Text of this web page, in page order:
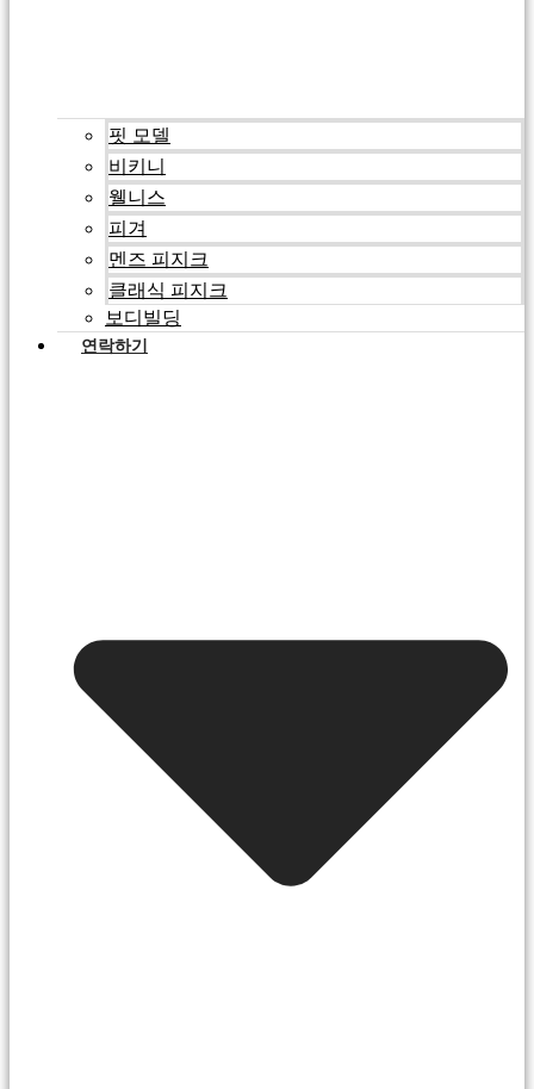
핏 모델
비키니
웰니스
피겨
멘즈 피지크
클래식 피지크
보디빌딩
연락하기